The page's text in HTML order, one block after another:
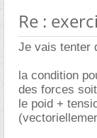
Re :
Je vais tenter
la condition
des forces
le poid +